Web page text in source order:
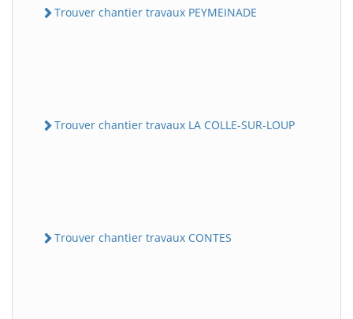
Trouver chantier travaux PEYMEINADE
Trouver chantier travaux LA COLLE-SUR-LOUP
Trouver chantier travaux CONTES